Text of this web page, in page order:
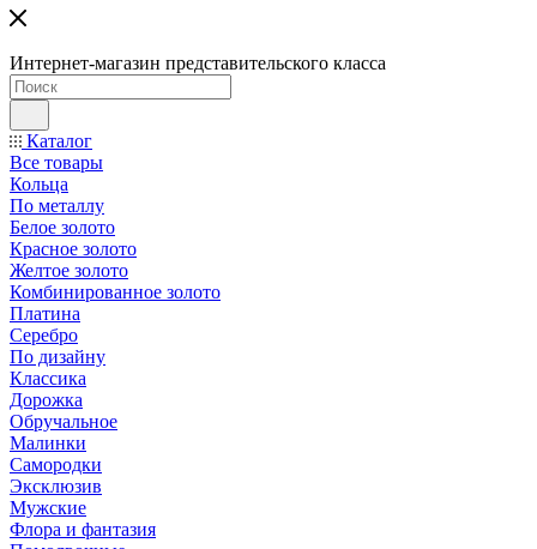
Интернет-магазин представительского класса
Каталог
Все товары
Кольца
По металлу
Белое золото
Красное золото
Желтое золото
Комбинированное золото
Платина
Серебро
По дизайну
Классика
Дорожка
Обручальное
Малинки
Самородки
Эксклюзив
Мужские
Флора и фантазия